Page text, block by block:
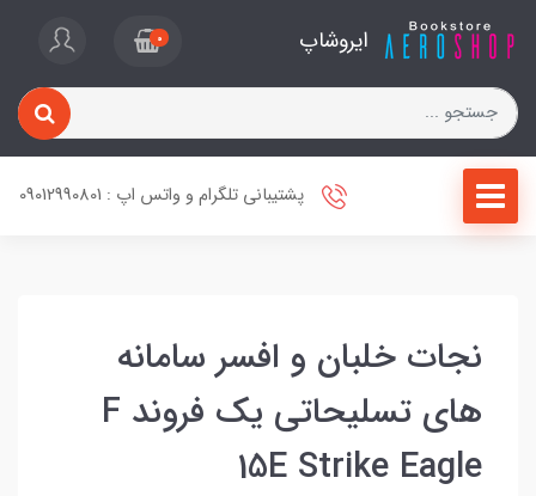
ایروشاپ 0
پشتیبانی تلگرام و واتس اپ : 09012990801
نجات خلبان و افسر سامانه
های تسلیحاتی یک فروند F
15E Strike Eagle